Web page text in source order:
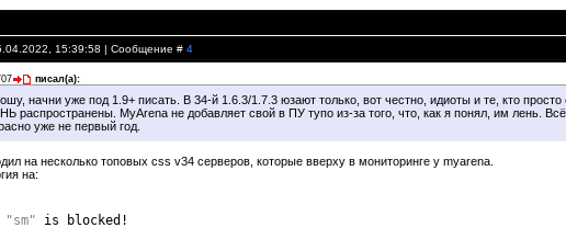
15:39:58 | Сообщение # 4
писал(а):
начни уже под 1.9+ писать. В 34-й 1.6.3/1.7.3 юзают только, вот честно, идиоты и те, кто
распространены. MyArena не добавляет свой в ПУ тупо из-за того, что, как я понял, им лень.
уже не первый год.
на несколько топовых css v34 серверов, которые вверху в мониторинге у myarena.
на:
"sm" is blocked!